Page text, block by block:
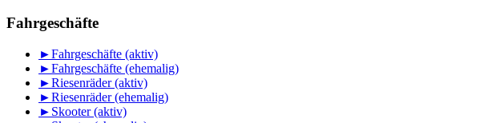
Fahrgeschäfte
►Fahrgeschäfte (aktiv)
►Fahrgeschäfte (ehemalig)
►Riesenräder (aktiv)
►Riesenräder (ehemalig)
► Skooter (aktiv)